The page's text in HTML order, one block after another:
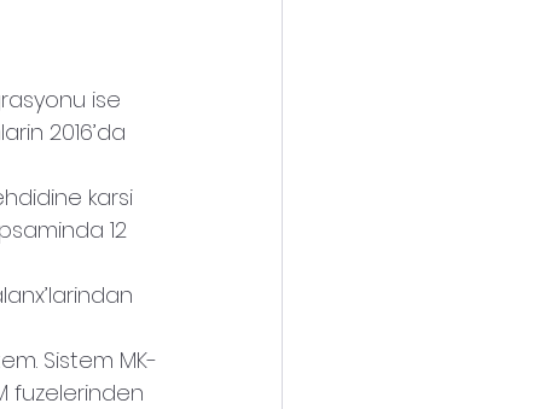
ise
2016’da
karsi
12
Sistem MK-
fuzelerinden